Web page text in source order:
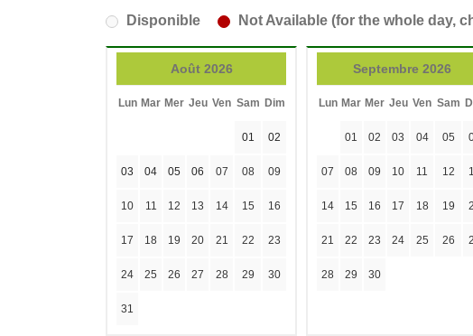
Disponible Not Available (for the whole day,
Août 2026
Lun Mar Mer Jeu Ven Sam Dim
01 02
03 04 05 06 07 08 09
10 11 12 13 14 15 16
17 18 19 20 21 22 23
24 25 26 27 28 29 30
31
Septembre 2026
Lun Mar Mer Jeu Ven Sam
01 02 03 04 05
07 08 09 10 11 12
14 15 16 17 18 19
21 22 23 24 25 26
28 29 30